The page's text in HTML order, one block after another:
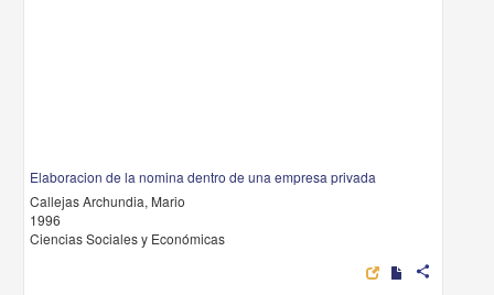
Elaboracion de la nomina dentro de una empresa privada
Callejas Archundia, Mario
1996
Ciencias Sociales y Económicas
share